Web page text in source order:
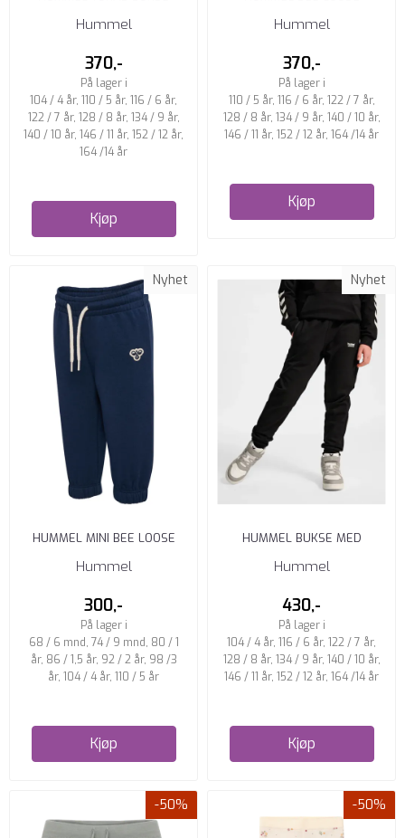
JUNIOR DRESS BLUES/FLINT
Hummel
370,-
På lager i
104 / 4 år, 110 / 5 år, 116 / 6 år,
122 / 7 år, 128 / 8 år, 134 / 9 år,
140 / 10 år, 146 / 11 år, 152 / 12 år,
164 /14 år
Kjøp
JOGGEBUKSE JUNIOR FLINT
Hummel
370,-
På lager i
110 / 5 år, 116 / 6 år, 122 / 7 år,
128 / 8 år, 134 / 9 år, 140 / 10 år,
146 / 11 år, 152 / 12 år, 164 /14 år
Kjøp
Nyhet
HUMMEL MINI BEE LOOSE
BUKSE DRESS BLUES
Hummel
300,-
På lager i
68 / 6 mnd, 74 / 9 mnd, 80 / 1
år, 86 / 1,5 år, 92 / 2 år, 98 /3
år, 104 / 4 år, 110 / 5 år
Kjøp
Nyhet
HUMMEL BUKSE MED
JUSTERBAR MIDJE JUNIOR
Hummel
430,-
På lager i
104 / 4 år, 116 / 6 år, 122 / 7 år,
128 / 8 år, 134 / 9 år, 140 / 10 år,
146 / 11 år, 152 / 12 år, 164 /14 år
Kjøp
-50% -50%